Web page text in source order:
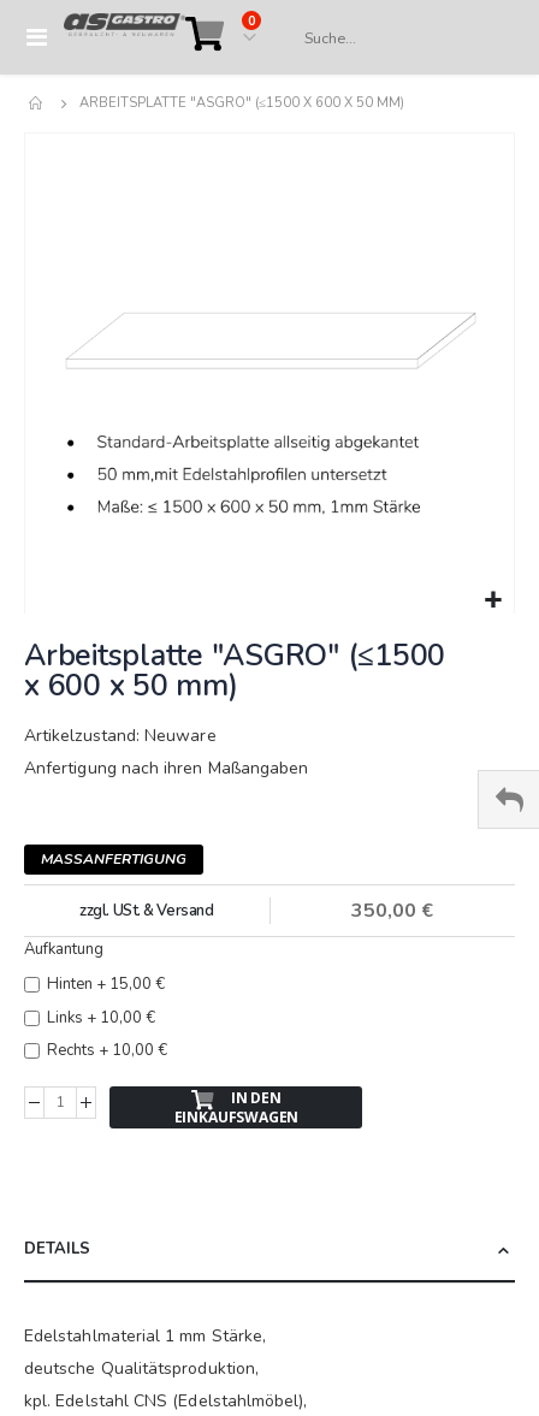
Navigation
Cart
0Artikel
ARBEITSPLATTE "ASGRO" (≤1500 X 600 X 50 MM)
zum
Anfang
der
Bildergalerie
Arbeitsplatte "ASGRO" (≤1500
x 600 x 50 mm)
Artikelzustand: Neuware
Anfertigung nach ihren Maßangaben
MASSANFERTIGUNG
350,00 €
zzgl. USt. & Versand
Aufkantung
Hinten + 15,00 €
Links + 10,00 €
Rechts + 10,00 €
IN DEN
EINKAUFSWAGEN
DETAILS
Edelstahlmaterial 1 mm Stärke,
deutsche Qualitätsproduktion,
kpl. Edelstahl CNS (Edelstahlmöbel),